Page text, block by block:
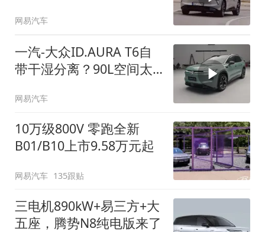
网易汽车
一汽-大众ID.AURA T6自
带干湿分离？90L空间太
网易汽车
10万级800V 零跑全新
B01/B10上市9.58万元起
网易汽车 135跟贴
三电机890kW+易三方+大
五座，腾势N8纯电版来了